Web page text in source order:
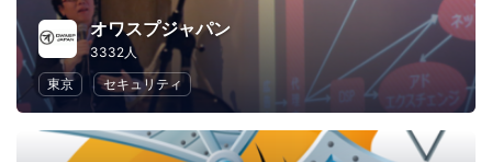
オワスプジャパン
3332人
東京
セキュリティ